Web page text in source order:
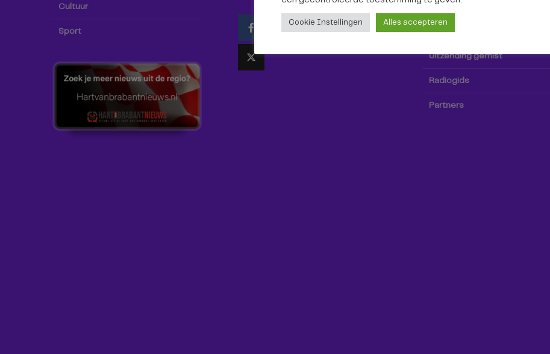
Cultuur
Sport
Radio
TV-gids
Uitzending gemist
Radiogids
Partners
Cookie Instellingen Alles accepteren